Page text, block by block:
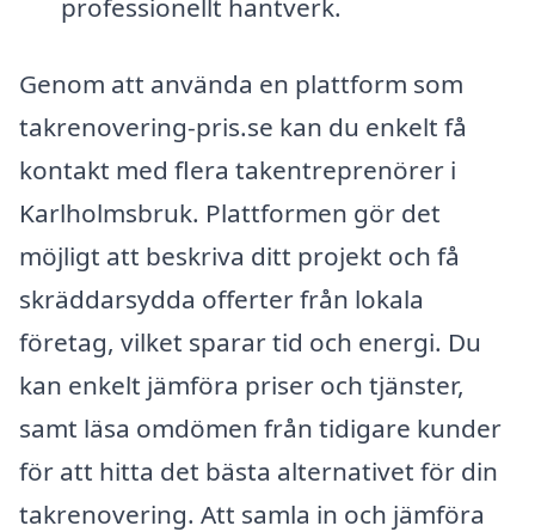
professionellt hantverk.
Genom att använda en plattform som
takrenovering-pris.se kan du enkelt få
kontakt med flera takentreprenörer i
Karlholmsbruk. Plattformen gör det
möjligt att beskriva ditt projekt och få
skräddarsydda offerter från lokala
företag, vilket sparar tid och energi. Du
kan enkelt jämföra priser och tjänster,
samt läsa omdömen från tidigare kunder
för att hitta det bästa alternativet för din
takrenovering. Att samla in och jämföra